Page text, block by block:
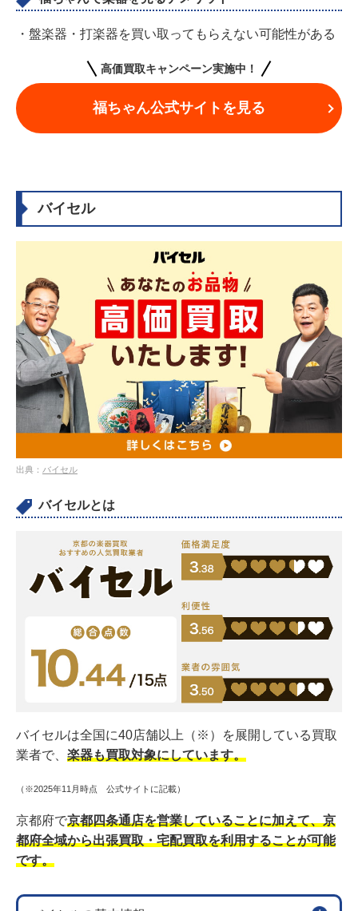
・盤楽器・打楽器を買い取ってもらえない可能性がある
高価買取キャンペーン実施中！
福ちゃん公式サイトを見る
バイセル
出典： バイセル
バイセルとは
バイセルは全国に40店舗以上（※）を展開している買取
業者で、 楽器も買取対象にしています。
（※2025年11月時点 公式サイトに記載）
京都府で京都四条通店を営業していることに加えて、京
都府全域から出張買取・宅配買取を利用することが可能
です。